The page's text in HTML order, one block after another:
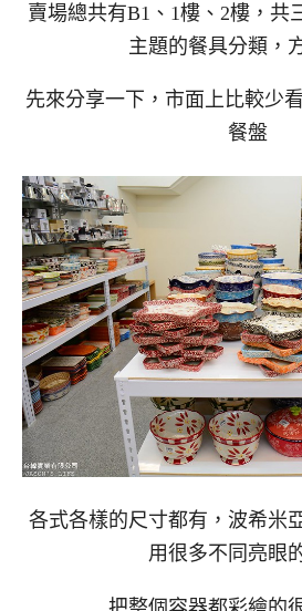
賣場總共有B1、1樓、2樓，共
主題的餐具分類，
先來分享一下，市面上比較少
餐盤
各式各樣的尺寸都有，波希米
用很多不同亮眼